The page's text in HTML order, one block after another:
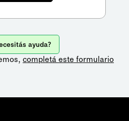
ayuda?
completá este formulario